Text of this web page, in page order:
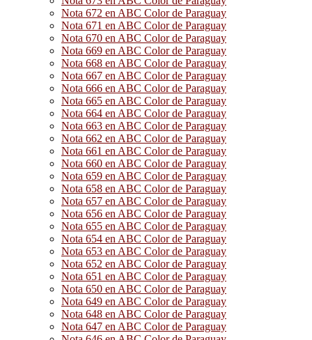
Nota 672 en ABC Color de Paraguay
Nota 671 en ABC Color de Paraguay
Nota 670 en ABC Color de Paraguay
Nota 669 en ABC Color de Paraguay
Nota 668 en ABC Color de Paraguay
Nota 667 en ABC Color de Paraguay
Nota 666 en ABC Color de Paraguay
Nota 665 en ABC Color de Paraguay
Nota 664 en ABC Color de Paraguay
Nota 663 en ABC Color de Paraguay
Nota 662 en ABC Color de Paraguay
Nota 661 en ABC Color de Paraguay
Nota 660 en ABC Color de Paraguay
Nota 659 en ABC Color de Paraguay
Nota 658 en ABC Color de Paraguay
Nota 657 en ABC Color de Paraguay
Nota 656 en ABC Color de Paraguay
Nota 655 en ABC Color de Paraguay
Nota 654 en ABC Color de Paraguay
Nota 653 en ABC Color de Paraguay
Nota 652 en ABC Color de Paraguay
Nota 651 en ABC Color de Paraguay
Nota 650 en ABC Color de Paraguay
Nota 649 en ABC Color de Paraguay
Nota 648 en ABC Color de Paraguay
Nota 647 en ABC Color de Paraguay